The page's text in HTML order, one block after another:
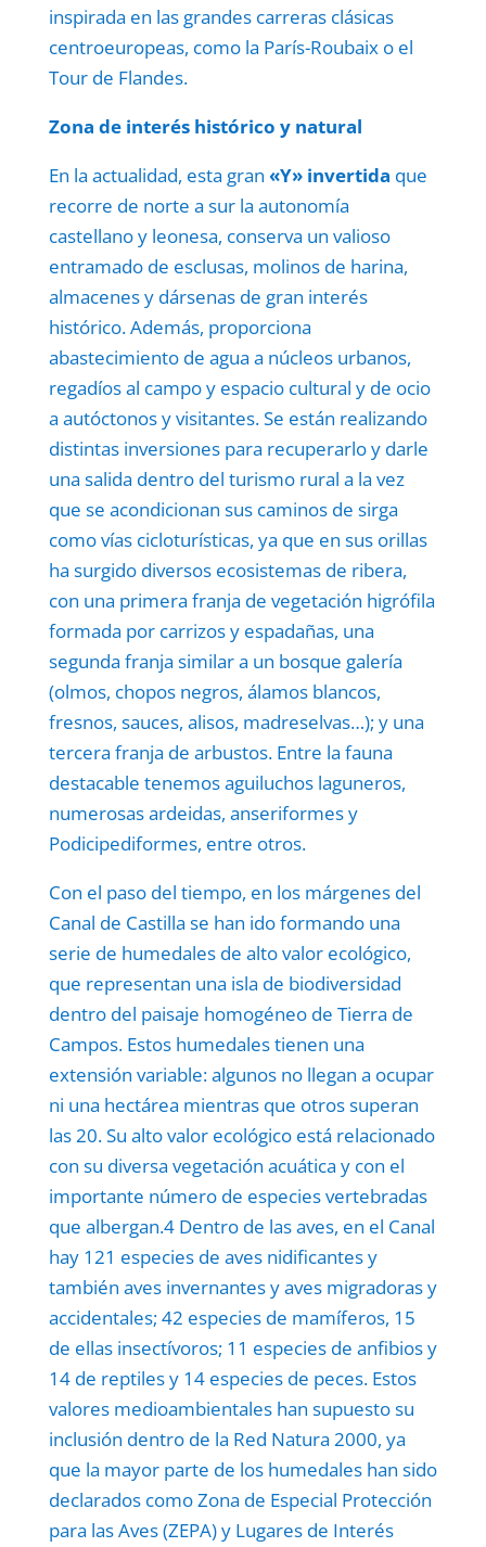
inspirada en las grandes carreras clásicas
centroeuropeas, como la París-Roubaix o el
Tour de Flandes.
Zona de interés histórico y natural
En la actualidad, esta gran «Y» invertida que
recorre de norte a sur la autonomía
castellano y leonesa, conserva un valioso
entramado de esclusas, molinos de harina,
almacenes y dársenas de gran interés
histórico. Además, proporciona
abastecimiento de agua a núcleos urbanos,
regadíos al campo y espacio cultural y de ocio
a autóctonos y visitantes. Se están realizando
distintas inversiones para recuperarlo y darle
una salida dentro del turismo rural a la vez
que se acondicionan sus caminos de sirga
como vías cicloturísticas, ya que en sus orillas
ha surgido diversos ecosistemas de ribera,
con una primera franja de vegetación higrófila
formada por carrizos y espadañas, una
segunda franja similar a un bosque galería
(olmos, chopos negros, álamos blancos,
fresnos, sauces, alisos, madreselvas…); y una
tercera franja de arbustos. Entre la fauna
destacable tenemos aguiluchos laguneros,
numerosas ardeidas, anseriformes y
Podicipediformes, entre otros.
Con el paso del tiempo, en los márgenes del
Canal de Castilla se han ido formando una
serie de humedales de alto valor ecológico,
que representan una isla de biodiversidad
dentro del paisaje homogéneo de Tierra de
Campos. Estos humedales tienen una
extensión variable: algunos no llegan a ocupar
ni una hectárea mientras que otros superan
las 20. Su alto valor ecológico está relacionado
con su diversa vegetación acuática y con el
importante número de especies vertebradas
que albergan.4 Dentro de las aves, en el Canal
hay 121 especies de aves nidificantes y
también aves invernantes y aves migradoras y
accidentales; 42 especies de mamíferos, 15
de ellas insectívoros; 11 especies de anfibios y
14 de reptiles y 14 especies de peces. Estos
valores medioambientales han supuesto su
inclusión dentro de la Red Natura 2000, ya
que la mayor parte de los humedales han sido
declarados como Zona de Especial Protección
para las Aves (ZEPA) y Lugares de Interés